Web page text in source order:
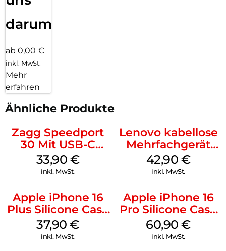
darum!
ab 0,00 €
inkl. MwSt.
Mehr
erfahren
Ähnliche Produkte
Zagg Speedport
30 Mit USB-C
Kabel Weiß
33,90 €
inkl. MwSt.
Lenovo kabellose
Mehrfachgerät
Luna Grey
42,90 €
inkl. MwSt.
Apple iPhone 16
Plus Silicone Case
MagSafe Lake
Green
37,90€
inkl. MwSt.
Apple iPhone 16
Pro Silicone Case
MagSafe Stone
Gray
60,90€
inkl. MwSt.